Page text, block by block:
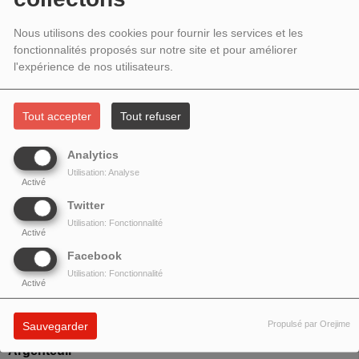
Nous utilisons des cookies pour fournir les services et les
fonctionnalités proposés sur notre site et pour améliorer
l'expérience de nos utilisateurs.
Tout accepter Tout refuser
Analytics
Activé
Utilisation: Analyse
Twitter
Activé
Utilisation: Fonctionnalité
Facebook
Activé
Utilisation: Fonctionnalité
Sauvegarder Propulsé par Orejime
TONI SALVATORE
Paolo Brinide la Banda POPolare dell'Emilia Rossa
présente son hommage à Georges Moustaki,
présente son concert
Salvatoreannonce son tournoi des
Ceintures Montana à
Argenteuil